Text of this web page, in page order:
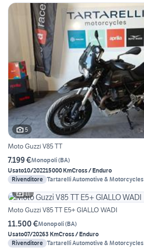
5
Moto Guzzi V85 TT
7.199 €Monopoli(BA)
Usato10/202215000 KmCross / Enduro
Rivenditore Tartarelli Automotive & Motorcycles
11
Moto Guzzi V85 TT E5+ GIALLO WADI
11.500 €Monopoli(BA)
Usato07/20263 KmCross / Enduro
Rivenditore Tartarelli Automotive & Motorcycles